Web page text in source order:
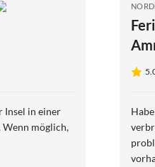
Insel in einer
Wenn möglich,
Habe
verbracht, wieder alles
problemlos,